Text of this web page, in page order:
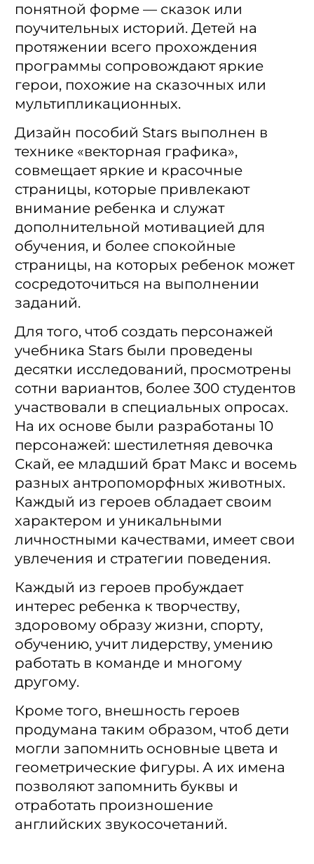
понятной форме — сказок или
поучительных историй. Детей на
протяжении всего прохождения
программы сопровождают яркие
герои, похожие на сказочных или
мультипликационных.
Дизайн пособий Stars выполнен в
технике «векторная графика»,
совмещает яркие и красочные
страницы, которые привлекают
внимание ребенка и служат
дополнительной мотивацией для
обучения, и более спокойные
страницы, на которых ребенок может
сосредоточиться на выполнении
заданий.
Для того, чтоб создать персонажей
учебника Stars были проведены
десятки исследований, просмотрены
сотни вариантов, более 300 студентов
участвовали в специальных опросах.
На их основе были разработаны 10
персонажей: шестилетняя девочка
Скай, ее младший брат Макс и восемь
разных антропоморфных животных.
Каждый из героев обладает своим
характером и уникальными
личностными качествами, имеет свои
увлечения и стратегии поведения.
Каждый из героев пробуждает
интерес ребенка к творчеству,
здоровому образу жизни, спорту,
обучению, учит лидерству, умению
работать в команде и многому
другому.
Кроме того, внешность героев
продумана таким образом, чтоб дети
могли запомнить основные цвета и
геометрические фигуры. А их имена
позволяют запомнить буквы и
отработать произношение
английских звукосочетаний.